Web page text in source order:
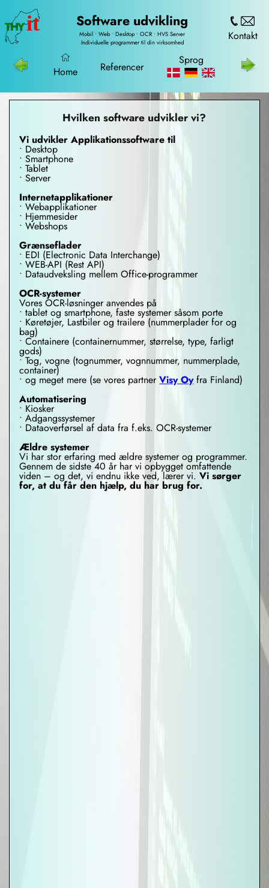
THYit Software udvikling
Mobil • Web • Desktop • OCR • HVS Server
Individuelle programmer til din virksomhed
Kontakt
Home Referencer Sprog
Hvilken software udvikler vi?
Vi udvikler Applikationssoftware til
• Desktop
• Smartphone
• Tablet
• Server
Internetapplikationer
• Webapplikationer
• Hjemmesider
• Webshops
Grænseflader
• EDI (Electronic Data Interchange)
• WEB-API (Rest API)
• Dataudveksling mellem Office-programmer
OCR-systemer
Vores OCR-løsninger anvendes på
• tablet og smartphone, faste systemer såsom porte
• Køretøjer, Lastbiler og trailere (nummerplader for og
bag)
• Containere (containernummer, størrelse, type, farligt
gods)
• Tog, vogne (tognummer, vognnummer, nummerplade,
container)
• og meget mere (se vores partnerVisy Oyfra Finland)
Automatisering
• Kiosker
• Adgangssystemer
• Dataoverførsel af data fra f.eks. OCR-systemer
Ældre systemer
Vi har stor erfaring med ældre systemer og programmer.
Gennem de sidste 40 år har vi opbygget omfattende
viden – og det, vi endnu ikke ved, lærer vi.Vi sørger
for, at du får den hjælp, du har brug for.